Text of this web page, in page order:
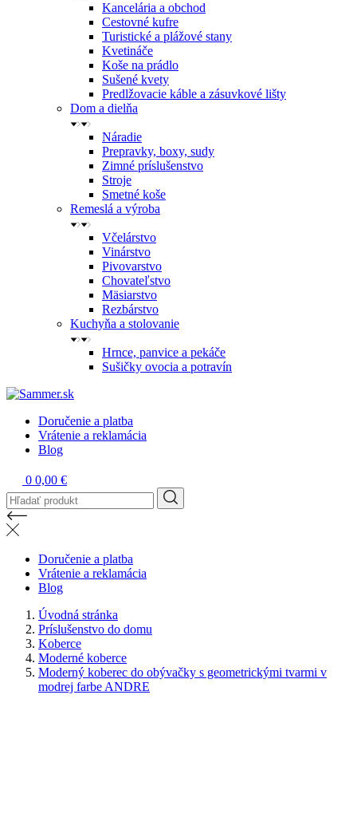
Kancelária a obchod
Cestovné kufre
Turistické a plážové stany
Kvetináče
Koše na prádlo
Sušené kvety
Predlžovacie káble a zásuvkové lišty
Dom a dielňa
Náradie
Prepravky, boxy, sudy
Zimné príslušenstvo
Stroje
Smetné koše
Remeslá a výroba
Včelárstvo
Vinárstvo
Pivovarstvo
Chovateľstvo
Mäsiarstvo
Rezbárstvo
Kuchyňa a stolovanie
Hrnce, panvice a pekáče
Sušičky ovocia a potravín
Doručenie a platba
Vrátenie a reklamácia
Blog
0 0,00 €
Doručenie a platba
Vrátenie a reklamácia
Blog
Úvodná stránka
Príslušenstvo do domu
Koberce
Moderné koberce
Moderný koberec do obývačky s geometrickými tvarmi v
modrej farbe ANDRE